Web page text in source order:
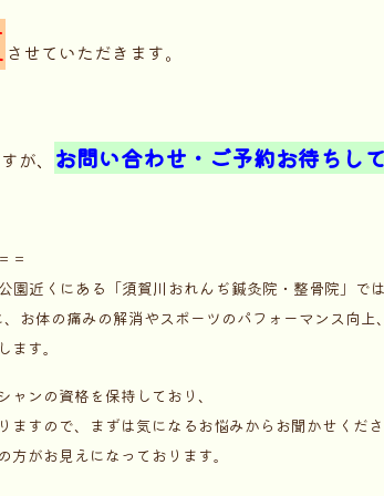
させていただきます。
が、 お問い合わせ・ご予約お待ちし
＝
園近くにある「須賀川おれんぢ鍼灸院・整骨院」で
お体の痛みの解消やスポーツのパフォーマンス向
す。
ンの資格を保持しており、
すので、まずは気になるお悩みからお聞かせくださ
がお見えになっております。